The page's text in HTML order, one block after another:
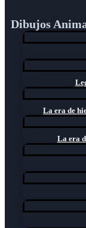
Dibujos
La era de
La era